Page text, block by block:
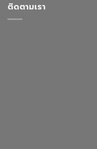
ติดตามเรา